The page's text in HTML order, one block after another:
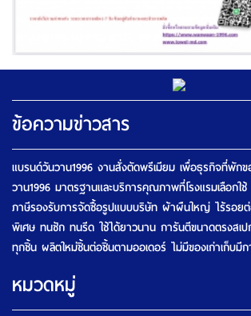
ข้อความข่าวสาร
แบรนด์วันวาน1996 งานสั่งตัดพรีเมียม เพื่อธุรกิจที่พัก
วาน1996 มาตรฐานและบริการคุณภาพที่โรงแรมเลือกใ
ภาษีรองรับการจัดซื้อรูปแบบบริษัท ผ้าผืนใหญ่ ไร้รอย
พิเศษ ทนซัก ทนรีด ใช้ได้ยาวนาน การันตีขนาดตรงสเป
ทุกชิ้น ผลิตใหม่ชิ้นต่อชิ้นตามออเดอร์ ไม่มีของเก่าเก็บมี
หมวดหมู่